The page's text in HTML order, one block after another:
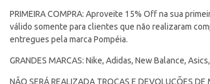
PRIMEIRA COMPRA: Aproveite 15% Off na sua
válido somente para clientes que não realizaram
entregues pela marca Pompéia.
GRANDES MARCAS: Nike, Adidas, New Balance,
NÃO SERÁ REALIZADA TROCAS E DEVOLUÇÕES DE